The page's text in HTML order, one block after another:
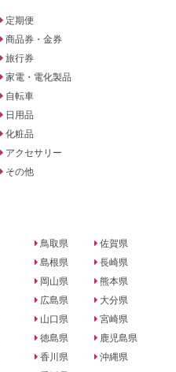
定期便
商品券・金券
旅行券
家電・電化製品
自転車
日用品
化粧品
アクセサリー
その他
鳥取県
島根県
岡山県
広島県
山口県
徳島県
香川県
佐賀県
長崎県
熊本県
大分県
宮崎県
鹿児島県
沖縄県